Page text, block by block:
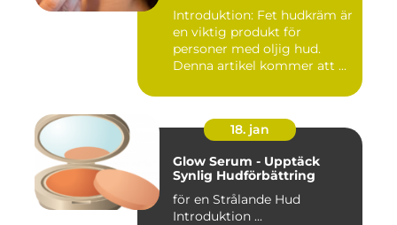
Introduktion: Fet hudkräm är
en viktig produkt för
personer med oljig hud.
Denna artikel kommer att ...
18. jan
Glow Serum - Upptäck
Synlig Hudförbättring
för en Strålande Hud
Introduktion ...